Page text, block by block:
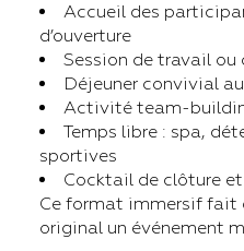
Accueil des
d’ouverture
Session de travail ou
Déjeuner convivial
Activité team-
Temps libre : spa,
sportives
Cocktail de clôture
Ce format immersif fait
original un événement